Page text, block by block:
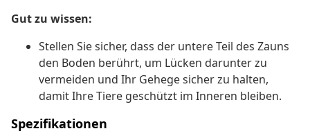
Gut zu wissen:
Stellen Sie sicher, dass der untere Teil des Zauns
den Boden berührt, um Lücken darunter zu
vermeiden und Ihr Gehege sicher zu halten,
damit Ihre Tiere geschützt im Inneren bleiben.
Spezifikationen